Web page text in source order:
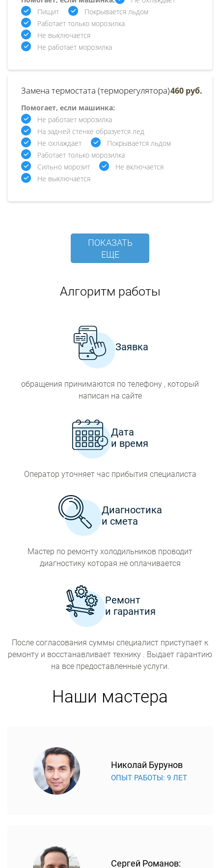
Пищит
Покрывается льдом
Работает только морозилка
Не выключается
Не работает морозилка
Замена термостата (терморегулятора)
Помогает, если машинка:
Не работает морозилка
На задней стенке образуется лед
Не охлаждает
Покрывается льдом
Работает только морозилка
Сильно морозит
Не включается
Не выключается
460 руб.
ПОКАЗАТЬ
ЕЩЕ
Алгоритм работы
Заявка
обращения принимаются по телефону , который
написан на сайте
Дата
и время
Оператор уточняет час прибытия специалиста
Диагностика
и смета
Мастер по ремонту холодильников проводит
диагностику которая не оплачивается
Ремонт
и гарантия
После согласования суммы специалист приступает к
ремонту и восстанавливает технику . Выдает гарантию
на все предоставленные услуги.
Наши мастера
Николай Бурунов
ОПЫТ РАБОТЫ: 9 ЛЕТ
Сергей Романов: